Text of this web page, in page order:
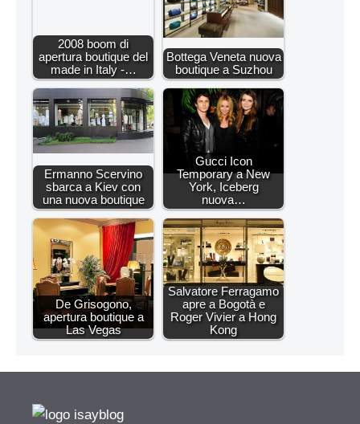
2008 boom di
apertura boutique del
made in Italy -…
Bottega Veneta nuova
boutique a Suzhou
Ermanno Scervino
sbarca a Kiev con
una nuova boutique
Gucci Icon
Temporary a New
York, Iceberg
nuova…
De Grisogono,
apertura boutique a
Las Vegas
Salvatore Ferragamo
apre a Bogotà e
Roger Vivier a Hong
Kong